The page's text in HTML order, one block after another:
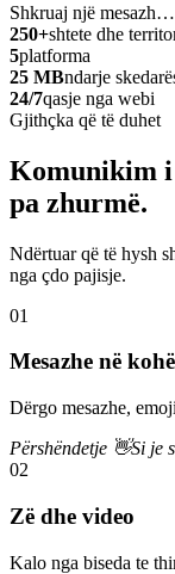
Shkruaj një mesazh…
250+shtete dhe
5platforma
25 MBndarje
24/7qasje nga webi
Gjithçka që të duhet
Komunikim i
pa zhurmë.
Ndërtuar që të hysh
nga çdo pajisje.
01
Mesazhe në
Dërgo mesazhe,
Përshëndetje 👋Si je
02
Zë dhe video
Kalo nga biseda te